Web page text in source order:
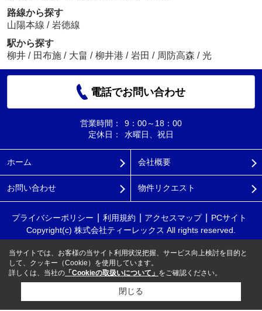
路線から探す
山陽本線 / 岩徳線
駅から探す
柳井 / 田布施 / 大畠 / 柳井港 / 岩田 / 周防高森 / 光
電話でお問い合わせ
営業時間：
9：00～18：00
定休日：
水曜日、祝日
ホーム 会社概要
お問い合わせ 物件リクエスト
プライバシーポリシー 利用規約 アクセスマップ
PCサイト
Copyright(c) 株式会社ティーレックス All rights reserved.
当サイトでは、お客様の当サイト利用状況把握、サービス向上検討を目的と
して、クッキー（Cookie）を使用しています。
詳しくは、当社の 「Cookieの取扱いについて」 をご確認ください。
閉じる